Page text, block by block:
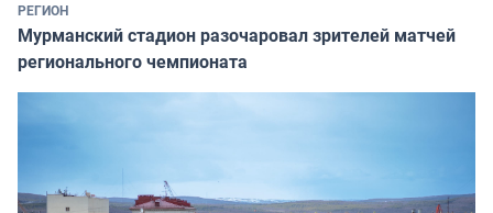
РЕГИОН
Мурманский стадион разочаровал зрителей матчей
регионального чемпионата